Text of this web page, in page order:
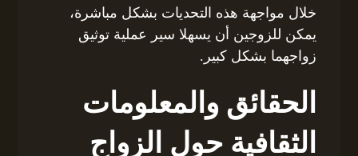
خلال مواجهة هذه التحديات بشكل مباشرة،
يمكن للزوجين أن يسهلا سير عملية توثيق
زواجهما بشكل كبير.
الحقائق والمعلومات
الثقافية حول الزواج